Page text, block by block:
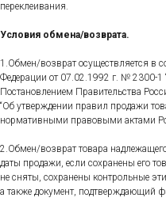
переклеивания.
Условия обмена/возврата.
1.Обмен/возврат осуществляется в
Федерации от 07.02.1992 г. № 2300-1
Постановлением Правительства
“Об утверждении правил продажи
нормативными правовыми актами
2.Обмен/возврат товара
даты продажи, если сохранены его
не сняты, сохранены контрольные
а также документ, подтверждающий